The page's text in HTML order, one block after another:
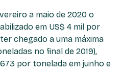
a maio de 2020 o
em US$ 4 mil por
chegado a uma máxima
no final de 2019),
por tonelada em junho e